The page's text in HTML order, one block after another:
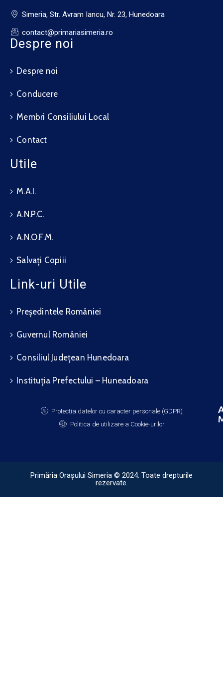
Simeria, Str. Avram Iancu, Nr. 23, Hunedoara
contact@primariasimeria.ro
Despre noi
Despre noi
Conducere
Membri Consiliului Local
Contact
Utile
M.A.I.
A.N.P.C.
A.N.O.F.M.
Salvați Copiii
Link-uri Utile
Președintele României
Guvernul României
Consiliul Județean Hunedoara
Instituția Prefectului – Huneadoara
Protecția datelor cu caracter personale (GDPR)
Politica de utilizare a Cookie-urilor
Primăria Orașului Simeria © 2024. Toate drepturile
rezervate.